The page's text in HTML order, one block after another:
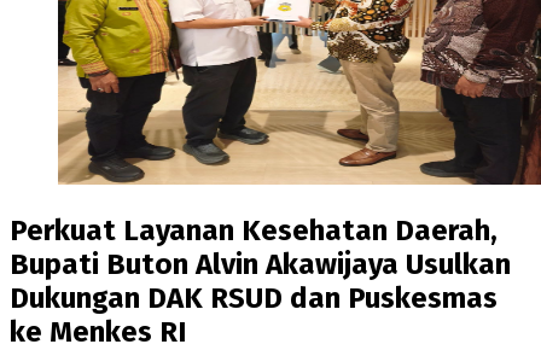
Perkuat Layanan Kesehatan Daerah,
Bupati Buton Alvin Akawijaya Usulkan
Dukungan DAK RSUD dan Puskesmas
ke Menkes RI